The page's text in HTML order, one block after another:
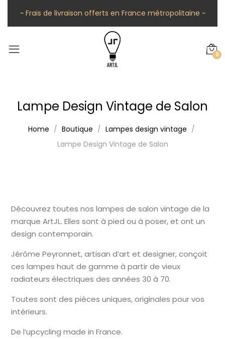
~ Frais de livraison offerts en France métropolitaine ~
0
Lampe Design Vintage de Salon
Home Boutique
Lampes design vintage
Lampe Design Vintage de Salon
Découvrez toutes nos lampes de salon vintage de la
marque ArtJL. Elles sont à pied ou à poser, et ont un
design contemporain.
Jérôme Peyronnet, artisan d’art et designer, conçoit
ces lampes haut de gamme à partir de vieux
radiateurs électriques des années 30 à 70.
Toutes sont des pièces uniques, originales pour vos
intérieurs.
De l’upcycling made in France.